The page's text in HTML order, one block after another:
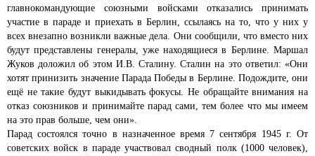
главнокомандующие союзными войсками отказались принимать
участие в параде и приехать в Берлин, ссылаясь на то, что у них у
всех внезапно возникли важные дела. Они сообщили, что вместо них
будут представлены генералы, уже находящиеся в Берлине. Маршал
Жуков доложил об этом И.В. Сталину. Сталин на это ответил: «Они
хотят принизить значение Парада Победы в Берлине. Подождите, они
ещё не такие будут выкидывать фокусы. Не обращайте внимания на
отказ союзников и принимайте парад сами, тем более что мы имеем
на это прав больше, чем они».
Парад состоялся точно в назначенное время 7 сентября 1945 г. От
советских войск в параде участвовал сводный полк (1000 человек),